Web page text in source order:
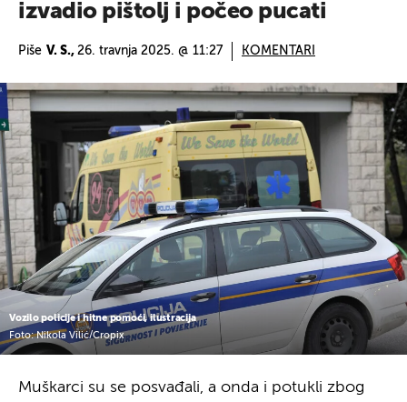
izvadio pištolj i počeo pucati
Piše V. S., 26. travnja 2025. @ 11:27 KOMENTARI
Vozilo policije i hitne pomoći, ilustracija
Foto: Nikola Vilić/Cropix
Muškarci su se posvađali, a onda i potukli zbog